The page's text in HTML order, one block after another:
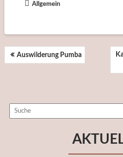
Allgemein
BEITRAGSNAVIGATION
Auswilderung Pumba